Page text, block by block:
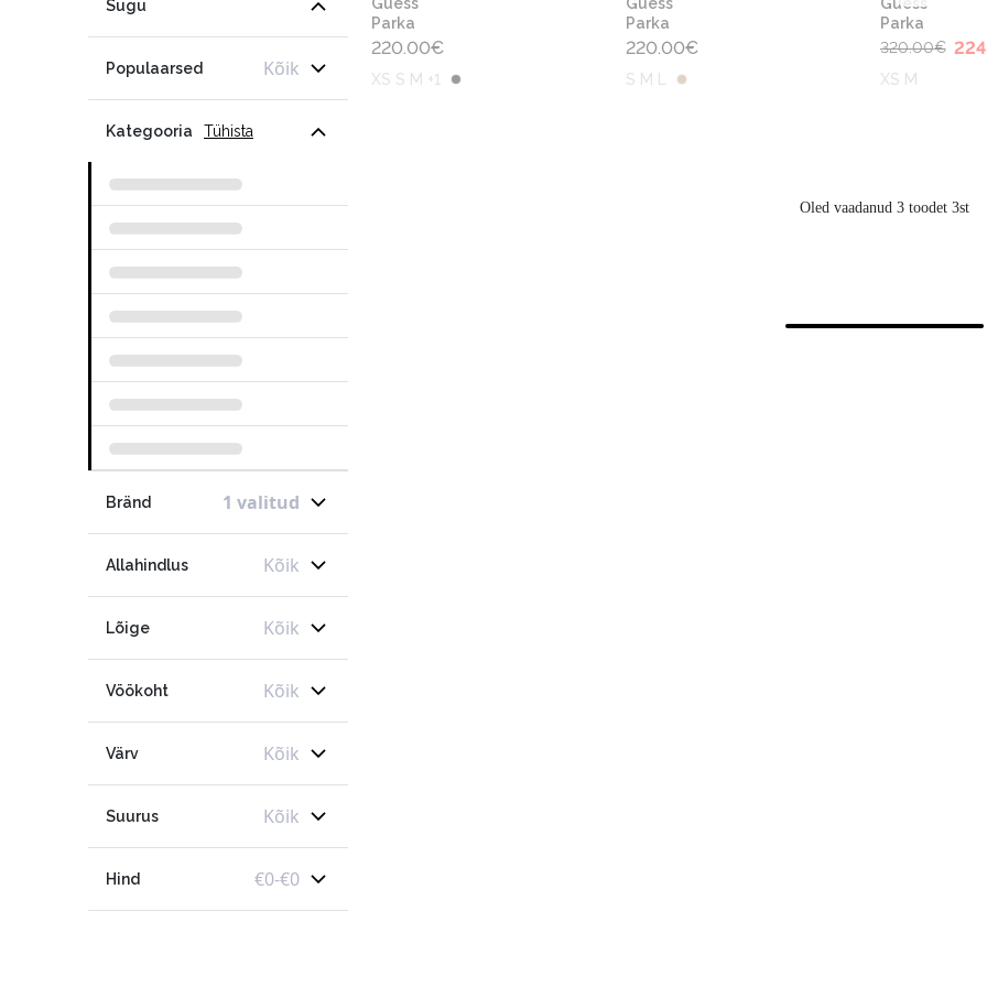
Sugu
Populaarsed Kõik
Kategooria Tühista
Bränd 1 valitud
Allahindlus Kõik
Lõige Kõik
Vöökoht Kõik
Värv Kõik
Suurus Kõik
Hind €0-€0
Parka
220.00€
XS S M +1
Parka
220.00€
S M L
Parka
320.00€
XS M
Oled vaadanud 3 toodet 3st